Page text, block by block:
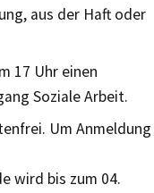
aus der Haft oder
17 Uhr einen
Soziale Arbeit.
Um Anmeldung
wird bis zum 04.